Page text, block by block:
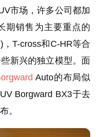
市场，许多公司都加
期销售为主要重点的
，T-cross和C-HR等合
新兴的独立模型。面
Auto的布局似
Borgward BX3于去
。